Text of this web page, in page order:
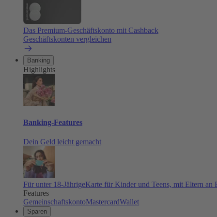
Das Premium-Geschäftskonto mit Cashback
Geschäftskonten vergleichen
Banking
Highlights
Banking-Features
Dein Geld leicht gemacht
Für unter 18-JährigeKarte für Kinder und Teens, mit Eltern an
Features
GemeinschaftskontoMastercardWallet
Sparen